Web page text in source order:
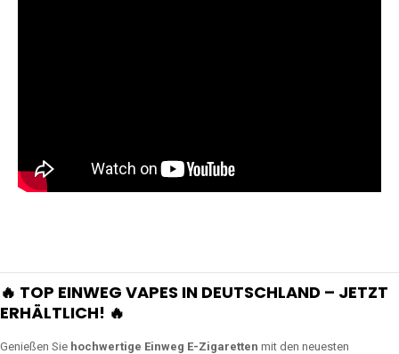
🔥 TOP EINWEG VAPES IN DEUTSCHLAND – JETZT
ERHÄLTLICH! 🔥
Genießen Sie hochwertige Einweg E-Zigaretten mit den neuesten